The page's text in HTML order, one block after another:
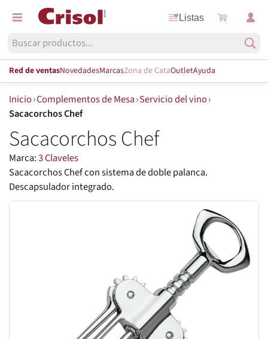
Listas
Red de ventasNovedadesMarcasZona de CataOutletAyuda
Inicio›Complementos de Mesa›Servicio del vino›
Sacacorchos Chef
Sacacorchos Chef
Marca:3 Claveles
Sacacorchos Chef con sistema de doble palanca.
Descapsulador integrado.